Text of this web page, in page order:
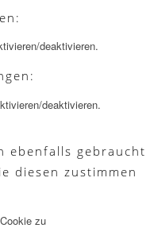
deaktivieren.
deaktivieren.
ebenfalls gebraucht
diesen zustimmen
zu